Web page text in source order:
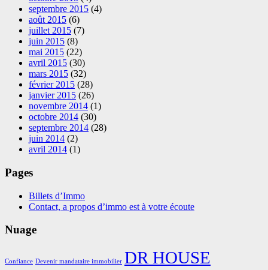
septembre 2015 (4)
août 2015 (6)
juillet 2015 (7)
juin 2015 (8)
mai 2015 (22)
avril 2015 (30)
mars 2015 (32)
février 2015 (28)
janvier 2015 (26)
novembre 2014 (1)
octobre 2014 (30)
septembre 2014 (28)
juin 2014 (2)
avril 2014 (1)
Pages
Billets d’Immo
Contact, a propos d’immo est à votre écoute
Nuage
Confiance Devenir mandataire immobilier DR HOUSE